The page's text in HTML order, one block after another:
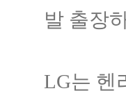
발 출장
LG는 헨